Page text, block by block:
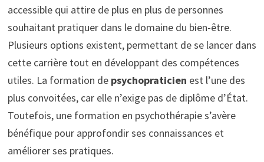
accessible qui attire de plus en plus de personnes
souhaitant pratiquer dans le domaine du bien-être.
Plusieurs options existent, permettant de se lancer dans
cette carrière tout en développant des compétences
utiles. La formation de psychopraticien est l’une des
plus convoitées, car elle n’exige pas de diplôme d’État.
Toutefois, une formation en psychothérapie s’avère
bénéfique pour approfondir ses connaissances et
améliorer ses pratiques.